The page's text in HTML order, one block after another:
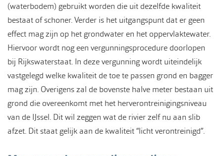
(waterbodem) gebruikt worden die uit dezelfde kwaliteit
bestaat of schoner. Verder is het uitgangspunt dat er geen
effect mag zijn op het grondwater en het oppervlaktewater.
Hiervoor wordt nog een vergunningsprocedure doorlopen
bij Rijkswaterstaat. In deze vergunning wordt uiteindelijk
vastgelegd welke kwaliteit de toe te passen grond en bagger
mag zijn. Overigens zal de bovenste halve meter bestaan uit
grond die overeenkomt met het herverontreinigingsniveau
van de IJssel. Dit wil zeggen wat de rivier zelf nu aan slib
afzet. Dit staat gelijk aan de kwaliteit “licht verontreinigd”.